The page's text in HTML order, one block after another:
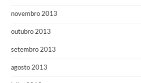
novembro 2013
outubro 2013
setembro 2013
agosto 2013